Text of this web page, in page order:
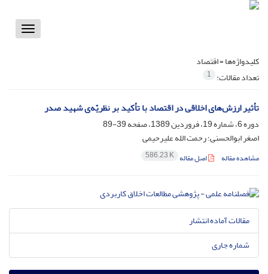
Toggle
کلیدواژه‌ها =اقتصاد
تعداد مقالات: 1
تأثیر ارزش‌های اخلاقی در اقتصاد با تأکید بر نظریّه‌ی شهید صدر
دوره 6، شماره 19، فروردین 1389، صفحه
39-89
اصغر ابوالحسنی؛ رحمت الله علیرحیمی
مشاهده مقاله اصل مقاله 586.23 K
مقالات آماده انتشار
شماره جاری